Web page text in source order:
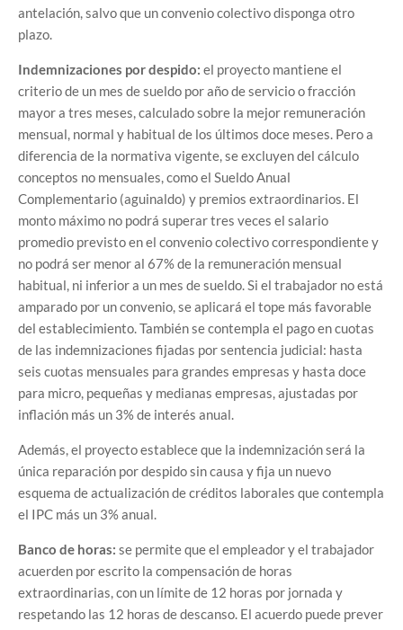
antelación, salvo que un convenio colectivo disponga otro
plazo.
Indemnizaciones por despido: el proyecto mantiene el
criterio de un mes de sueldo por año de servicio o fracción
mayor a tres meses, calculado sobre la mejor remuneración
mensual, normal y habitual de los últimos doce meses. Pero a
diferencia de la normativa vigente, se excluyen del cálculo
conceptos no mensuales, como el Sueldo Anual
Complementario (aguinaldo) y premios extraordinarios. El
monto máximo no podrá superar tres veces el salario
promedio previsto en el convenio colectivo correspondiente y
no podrá ser menor al 67% de la remuneración mensual
habitual, ni inferior a un mes de sueldo. Si el trabajador no está
amparado por un convenio, se aplicará el tope más favorable
del establecimiento. También se contempla el pago en cuotas
de las indemnizaciones fijadas por sentencia judicial: hasta
seis cuotas mensuales para grandes empresas y hasta doce
para micro, pequeñas y medianas empresas, ajustadas por
inflación más un 3% de interés anual.
Además, el proyecto establece que la indemnización será la
única reparación por despido sin causa y fija un nuevo
esquema de actualización de créditos laborales que contempla
el IPC más un 3% anual.
Banco de horas: se permite que el empleador y el trabajador
acuerden por escrito la compensación de horas
extraordinarias, con un límite de 12 horas por jornada y
respetando las 12 horas de descanso. El acuerdo puede prever